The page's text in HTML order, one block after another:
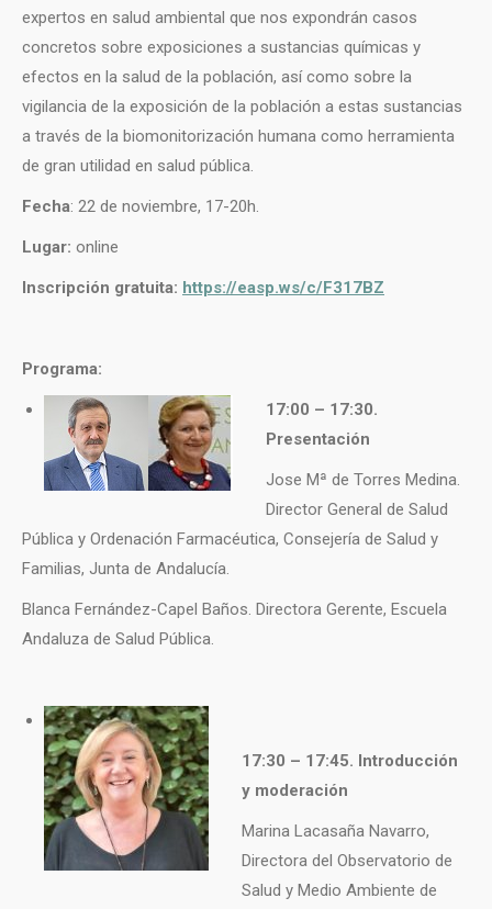
expertos en salud ambiental que nos expondrán casos
concretos sobre exposiciones a sustancias químicas y
efectos en la salud de la población, así como sobre la
vigilancia de la exposición de la población a estas sustancias
a través de la biomonitorización humana como herramienta
de gran utilidad en salud pública.
Fecha: 22 de noviembre, 17-20h.
Lugar: online
Inscripción gratuita: https://easp.ws/c/F317BZ
Programa:
17:00 – 17:30.
Presentación
Jose Mª de Torres Medina.
Director General de Salud
Pública y Ordenación Farmacéutica, Consejería de Salud y
Familias, Junta de Andalucía.
Blanca Fernández-Capel Baños. Directora Gerente, Escuela
Andaluza de Salud Pública.
17:30 – 17:45. Introducción
y moderación
Marina Lacasaña Navarro,
Directora del Observatorio de
Salud y Medio Ambiente de